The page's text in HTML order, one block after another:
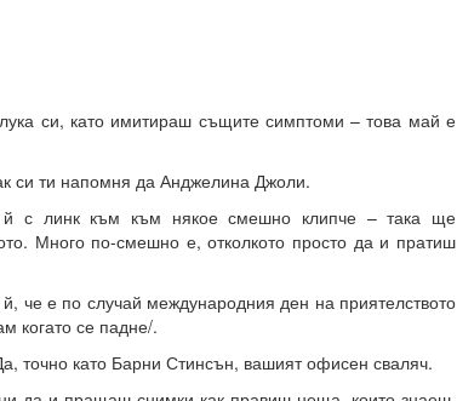
си, като имитираш същите симптоми – това май е
си ти напомня да Анджелина Джоли.
й с линк към към някое смешно клипче – така ще
Много по-смешно е, отколкото просто да и пратиш
че е по случай международния ден на приятелството
когато се падне/.
точно като Барни Стинсън, вашият офисен сваляч.